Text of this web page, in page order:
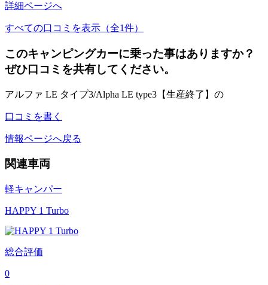
詳細ページへ
すべての口コミを表示（全1件）
このキャンピングカーに乗った事はありますか？
ぜひ口コミを共有してください。
アルファ LE タイプ3/Alpha LE type3【生産終了】の
口コミを書く
情報ページへ戻る
関連車両
軽キャンパー
HAPPY 1 Turbo
総合評価
0